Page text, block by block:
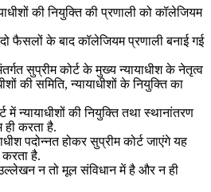
की नियुक्ति की प्रणाली को कॉलेजियम
फैसलों के बाद कॉलेजियम प्रणाली बनाई गई
सुप्रीम कोर्ट के मुख्‍य न्‍यायाधीश के नेतृत्‍व
की समिति, न्यायाधीशों के नियुक्ति का
में न्यायाधीशों की नियुक्ति तथा स्थानांतरण
करता है.
पदोन्‍नत होकर सुप्रीम कोर्ट जाएंगे यह
है.
न तो मूल संविधान में है और न ही